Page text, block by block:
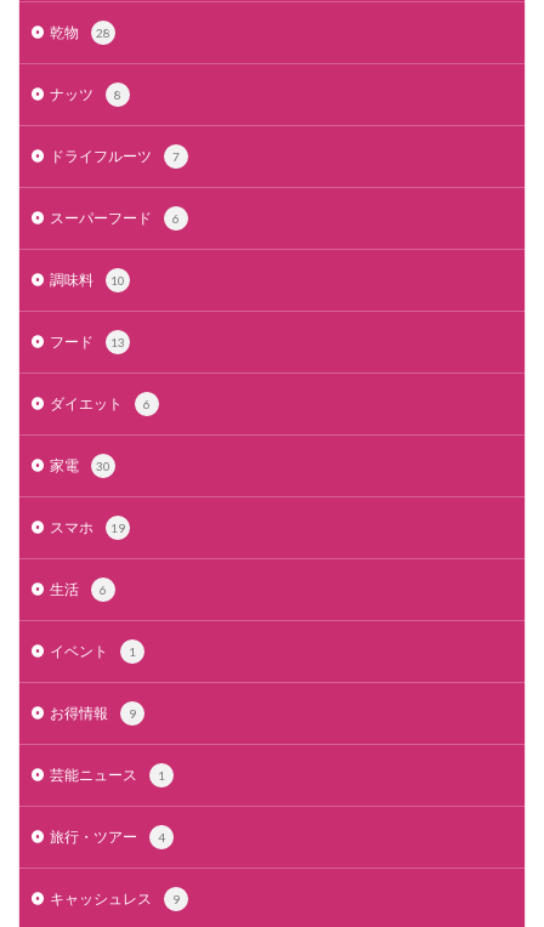
乾物 28
ナッツ 8
ドライフルーツ 7
スーパーフード 6
調味料 10
フード 13
ダイエット 6
家電 30
スマホ 19
生活 6
イベント 1
お得情報 9
芸能ニュース 1
旅行・ツアー 4
キャッシュレス 9